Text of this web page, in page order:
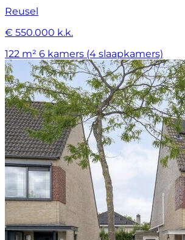
Reusel
€ 550.000 k.k.
122 m² 6 kamers (4 slaapkamers)